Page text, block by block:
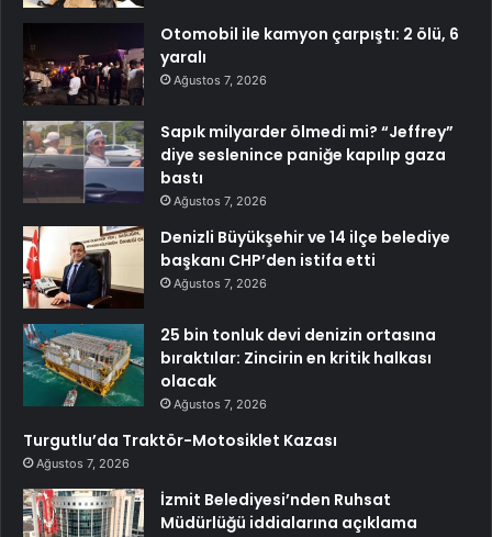
Otomobil ile kamyon çarpıştı: 2 ölü, 6
yaralı
Ağustos 7, 2026
Sapık milyarder ölmedi mi? “Jeffrey”
diye seslenince paniğe kapılıp gaza
bastı
Ağustos 7, 2026
Denizli Büyükşehir ve 14 ilçe belediye
başkanı CHP’den istifa etti
Ağustos 7, 2026
25 bin tonluk devi denizin ortasına
bıraktılar: Zincirin en kritik halkası
olacak
Ağustos 7, 2026
Turgutlu’da Traktör-Motosiklet Kazası
Ağustos 7, 2026
İzmit Belediyesi’nden Ruhsat
Müdürlüğü iddialarına açıklama